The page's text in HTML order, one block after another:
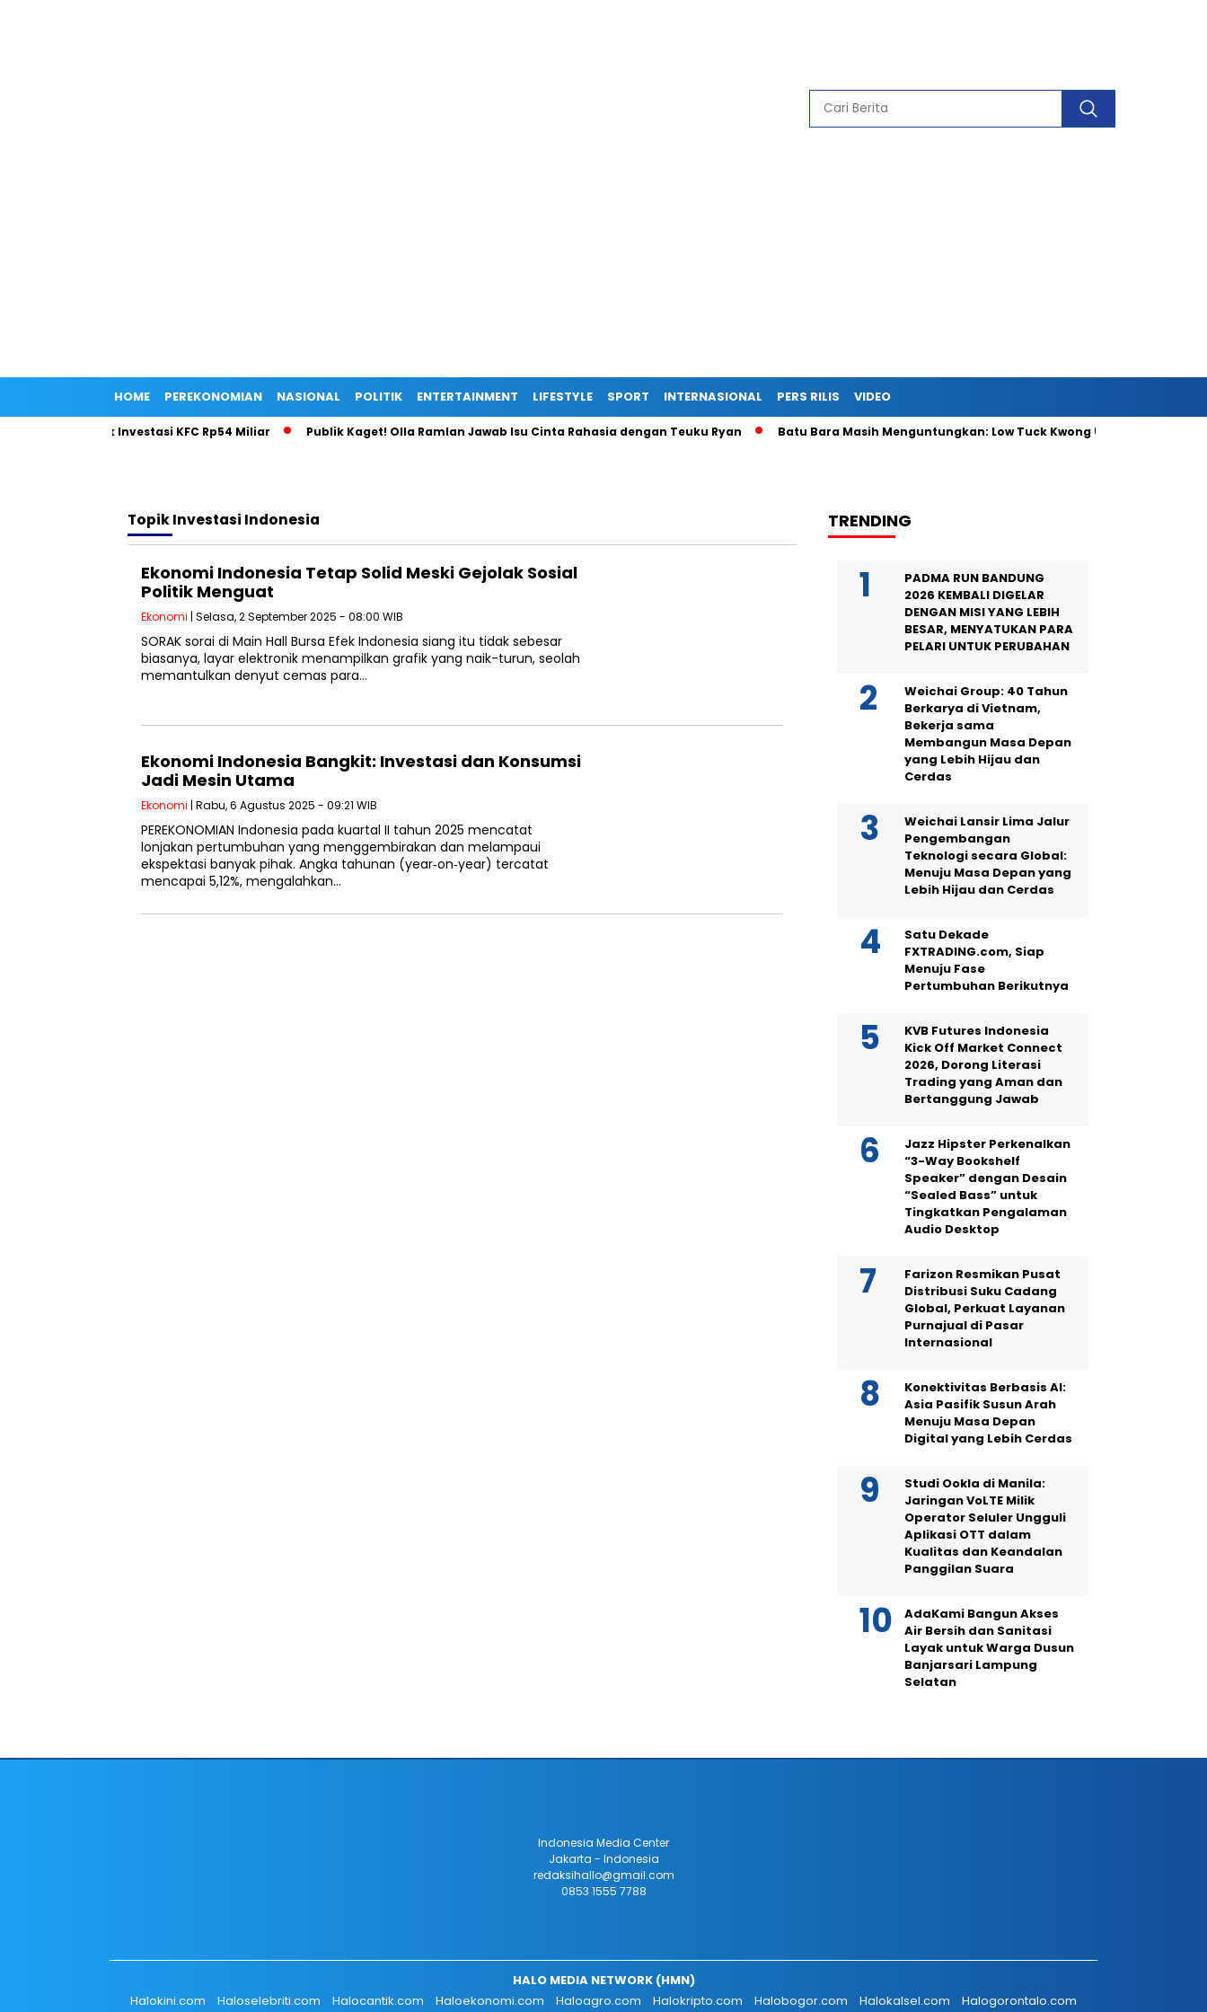
HOME PEREKONOMIAN NASIONAL POLITIK ENTERTAINMENT LIFESTYLE SPORT INTERNASIONAL PERS RILIS VIDEO
Gila di Balik Investasi KFC Rp54 Miliar Publik Kaget! Olla Ramlan Jawab Isu Cinta Rahasia dengan Teuku Ryan Batu Bara Masih Menguntungkan: Low Tuck Kwong Ungguli Hartono
TopikInvestasi Indonesia
Ekonomi Indonesia Tetap Solid Meski Gejolak Sosial
Politik Menguat
Ekonomi | Selasa, 2 September 2025 - 08:00 WIB
SORAK sorai di Main Hall Bursa Efek Indonesia siang itu tidak sebesar
biasanya, layar elektronik menampilkan grafik yang naik-turun, seolah
memantulkan denyut cemas para…
Ekonomi Indonesia Bangkit: Investasi dan Konsumsi
Jadi Mesin Utama
Ekonomi | Rabu, 6 Agustus 2025 - 09:21 WIB
PEREKONOMIAN Indonesia pada kuartal II tahun 2025 mencatat
lonjakan pertumbuhan yang menggembirakan dan melampaui
ekspektasi banyak pihak. Angka tahunan (year‑on‑year) tercatat
mencapai 5,12%, mengalahkan…
TRENDING
PADMA RUN BANDUNG
2026 KEMBALI DIGELAR
DENGAN MISI YANG LEBIH
BESAR, MENYATUKAN PARA
PELARI UNTUK PERUBAHAN
Weichai Group: 40 Tahun
Berkarya di Vietnam,
Bekerja sama
Membangun Masa Depan
yang Lebih Hijau dan
Cerdas
Weichai Lansir Lima Jalur
Pengembangan
Teknologi secara Global:
Menuju Masa Depan yang
Lebih Hijau dan Cerdas
Satu Dekade
FXTRADING.com, Siap
Menuju Fase
Pertumbuhan Berikutnya
KVB Futures Indonesia
Kick Off Market Connect
2026, Dorong Literasi
Trading yang Aman dan
Bertanggung Jawab
Jazz Hipster Perkenalkan
“3-Way Bookshelf
Speaker” dengan Desain
“Sealed Bass” untuk
Tingkatkan Pengalaman
Audio Desktop
Farizon Resmikan Pusat
Distribusi Suku Cadang
Global, Perkuat Layanan
Purnajual di Pasar
Internasional
Konektivitas Berbasis AI:
Asia Pasifik Susun Arah
Menuju Masa Depan
Digital yang Lebih Cerdas
Studi Ookla di Manila:
Jaringan VoLTE Milik
Operator Seluler Ungguli
Aplikasi OTT dalam
Kualitas dan Keandalan
Panggilan Suara
AdaKami Bangun Akses
Air Bersih dan Sanitasi
Layak untuk Warga Dusun
Banjarsari Lampung
Selatan
Indonesia Media Center
Jakarta - Indonesia
redaksihallo@gmail.com
0853 1555 7788
HALO MEDIA NETWORK (HMN)
Halokini.com
Haloselebriti.com Halocantik.com Haloekonomi.com Haloagro.com Halokripto.com Halobogor.com Halokalsel.com Halogorontalo.com